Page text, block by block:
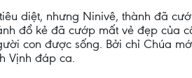
diệt, nhưng Ninivê, thành đã
đổ kẻ đã cướp mất vẻ đẹp của
con được sống. Bởi chỉ Chúa
Vịnh đáp ca.